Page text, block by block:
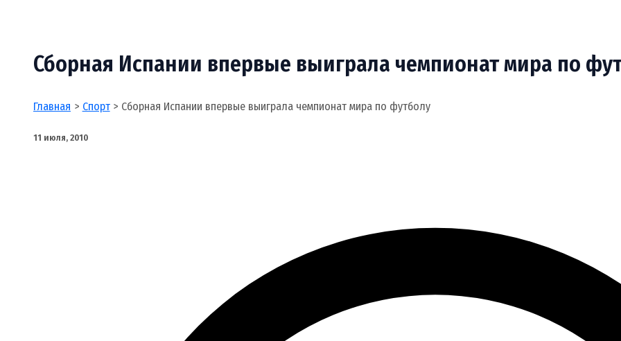
Сборная Испании впервые выиграла чемпионат мира по
Главная Спорт Сборная Испании впервые выиграла чемпионат мира по футболу
11 июля, 2010